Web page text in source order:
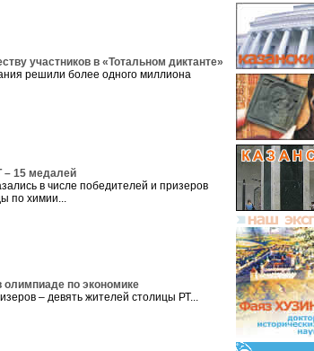
участников в «Тотальном диктанте»
решили более одного миллиона
– 15 медалей
в числе победителей и призеров
по химии...
олимпиаде по экономике
– девять жителей столицы РТ...